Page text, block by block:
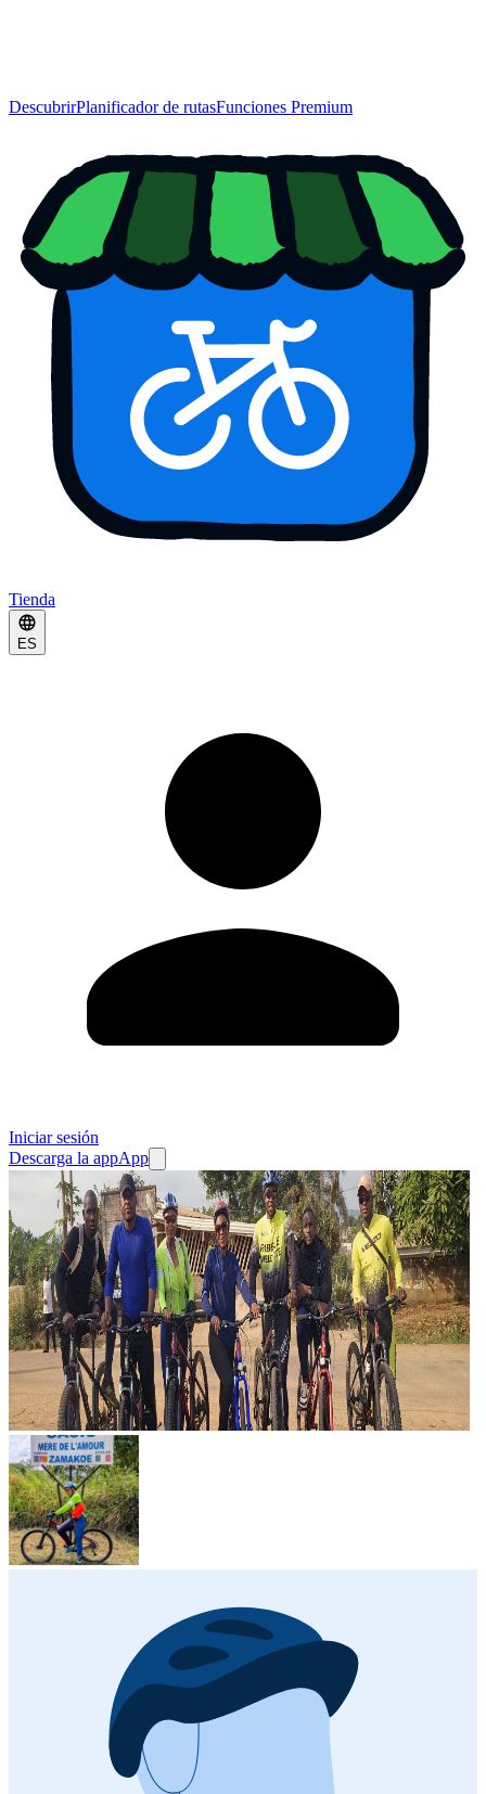
DescubrirPlanificador de rutasFunciones Premium
Tienda
ES
Iniciar sesión
Descarga la appApp